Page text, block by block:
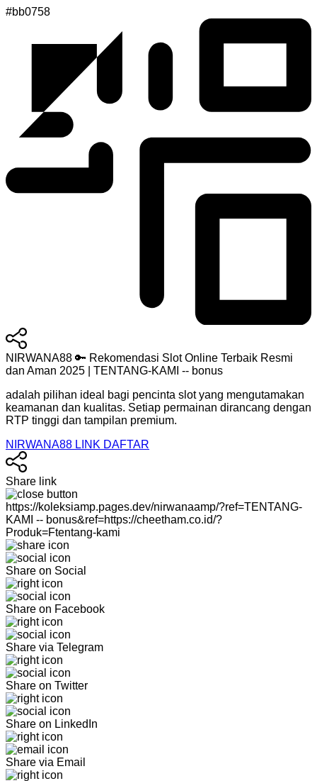
#bb0758
NIRWANA88 🔑 Rekomendasi Slot Online Terbaik Resmi
dan Aman 2025 | TENTANG-KAMI -- bonus
adalah pilihan ideal bagi pencinta slot yang mengutamakan
keamanan dan kualitas. Setiap permainan dirancang dengan
RTP tinggi dan tampilan premium.
NIRWANA88 LINK DAFTAR
Share link
https://koleksiamp.pages.dev/nirwanaamp/?ref=TENTANG-
KAMI -- bonus&ref=https://cheetham.co.id/?
Produk=Ftentang-kami
Share on Social
Share on Facebook
Share via Telegram
Share on Twitter
Share on LinkedIn
Share via Email